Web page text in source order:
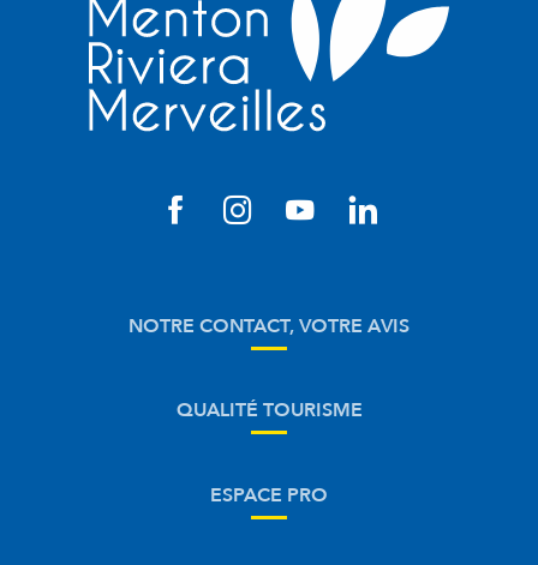
NOTRE CONTACT, VOTRE AVIS
QUALITÉ TOURISME
ESPACE PRO